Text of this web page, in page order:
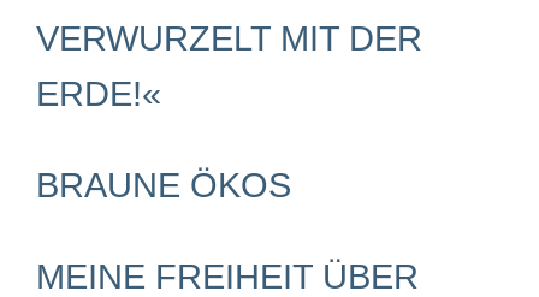
Suche
Magazin
Abonnement
Downloads
SCHWERPUNKTE
Schwerpunkt zur USA und Faschist Trump
VERWURZELT MIT DER
ERDE!«
BRAUNE ÖKOS
MEINE FREIHEIT ÜBER